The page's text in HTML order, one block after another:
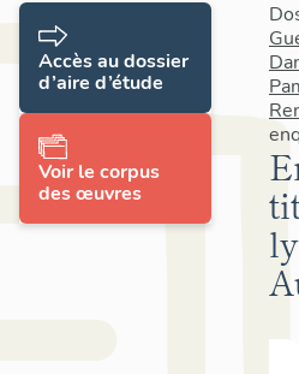
Accès au dossier
d’aire d’étude
Voir le corpus
des œuvres